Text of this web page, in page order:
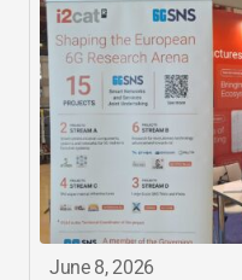
June 8, 2026